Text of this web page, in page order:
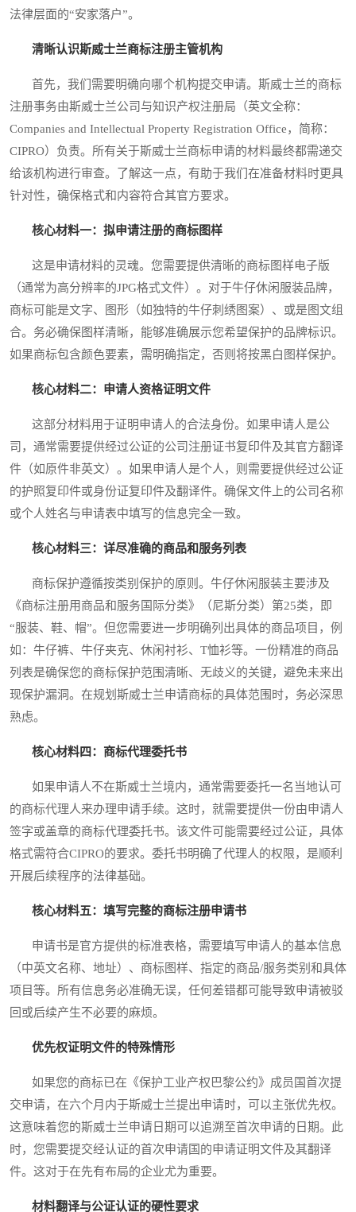
法律层面的“安家落户”。
清晰认识斯威士兰商标注册主管机构
首先，我们需要明确向哪个机构提交申请。斯威士兰的商标
注册事务由斯威士兰公司与知识产权注册局（英文全称：
Companies and Intellectual Property Registration Office，简称：
CIPRO）负责。所有关于斯威士兰商标申请的材料最终都需递交
给该机构进行审查。了解这一点，有助于我们在准备材料时更具
针对性，确保格式和内容符合其官方要求。
核心材料一：拟申请注册的商标图样
这是申请材料的灵魂。您需要提供清晰的商标图样电子版
（通常为高分辨率的JPG格式文件）。对于牛仔休闲服装品牌，
商标可能是文字、图形（如独特的牛仔刺绣图案）、或是图文组
合。务必确保图样清晰，能够准确展示您希望保护的品牌标识。
如果商标包含颜色要素，需明确指定，否则将按黑白图样保护。
核心材料二：申请人资格证明文件
这部分材料用于证明申请人的合法身份。如果申请人是公
司，通常需要提供经过公证的公司注册证书复印件及其官方翻译
件（如原件非英文）。如果申请人是个人，则需要提供经过公证
的护照复印件或身份证复印件及翻译件。确保文件上的公司名称
或个人姓名与申请表中填写的信息完全一致。
核心材料三：详尽准确的商品和服务列表
商标保护遵循按类别保护的原则。牛仔休闲服装主要涉及
《商标注册用商品和服务国际分类》（尼斯分类）第25类，即
“服装、鞋、帽”。但您需要进一步明确列出具体的商品项目，例
如：牛仔裤、牛仔夹克、休闲衬衫、T恤衫等。一份精准的商品
列表是确保您的商标保护范围清晰、无歧义的关键，避免未来出
现保护漏洞。在规划斯威士兰申请商标的具体范围时，务必深思
熟虑。
核心材料四：商标代理委托书
如果申请人不在斯威士兰境内，通常需要委托一名当地认可
的商标代理人来办理申请手续。这时，就需要提供一份由申请人
签字或盖章的商标代理委托书。该文件可能需要经过公证，具体
格式需符合CIPRO的要求。委托书明确了代理人的权限，是顺利
开展后续程序的法律基础。
核心材料五：填写完整的商标注册申请书
申请书是官方提供的标准表格，需要填写申请人的基本信息
（中英文名称、地址）、商标图样、指定的商品/服务类别和具体
项目等。所有信息务必准确无误，任何差错都可能导致申请被驳
回或后续产生不必要的麻烦。
优先权证明文件的特殊情形
如果您的商标已在《保护工业产权巴黎公约》成员国首次提
交申请，在六个月内于斯威士兰提出申请时，可以主张优先权。
这意味着您的斯威士兰申请日期可以追溯至首次申请的日期。此
时，您需要提交经认证的首次申请国的申请证明文件及其翻译
件。这对于在先有布局的企业尤为重要。
材料翻译与公证认证的硬性要求